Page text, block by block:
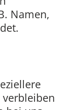
Namen,